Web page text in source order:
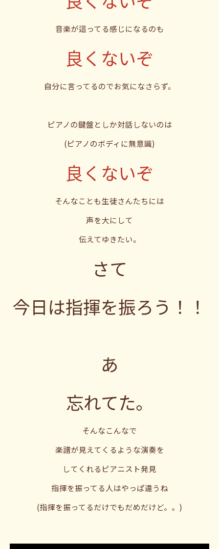
音楽が這ってる感じになるのも
良くないぞ
自分に言ってるのでお気になさらず。
ピアノの鍵盤としか対話しないのは
(ピアノのボディに無意識)
良くないぞ
そんなことも生徒さんたちには
声を大にして
伝えてゆきたい。
さて
今日は指揮を振ろう！！
あ
忘れてた。
そんなこんなで
楽譜が見えてくるような演奏を
してくれるピアニスト発見
指揮を振ってる人はやっぱ違うね
(指揮を振ってるだけでもだめだけど。。)